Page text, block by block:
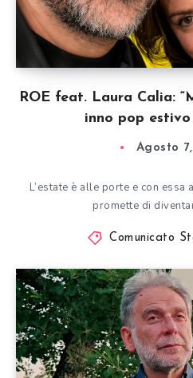
ROE feat. Laura Calia:
inno pop
Agosto
L’estate è alle porte e con
promette di
Comunicato